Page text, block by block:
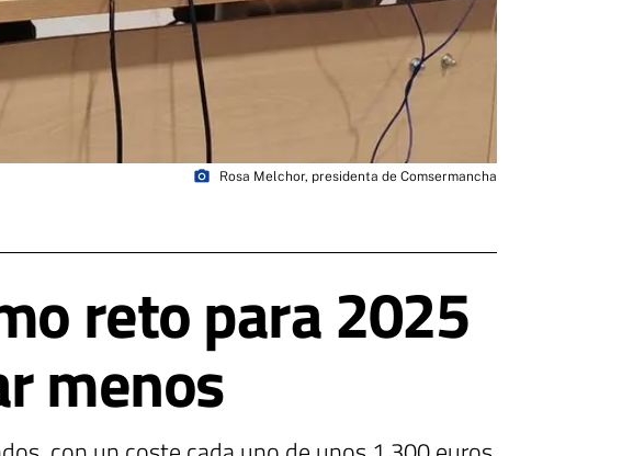
reto para 2025
menos
photo_camera Rosa Melchor, presidenta de Comsermancha